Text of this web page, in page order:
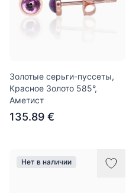
Золотые серьги-пуссеты,
Красное Золото 585°,
Аметист
135.89 €
Нет в наличии